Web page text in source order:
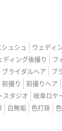
ュシュ ウェディ
ディング後撮り フ
ブライダルヘア
ブ
前撮り 前撮りヘア
スタジオ 岐阜ロケ
白無垢 色打掛